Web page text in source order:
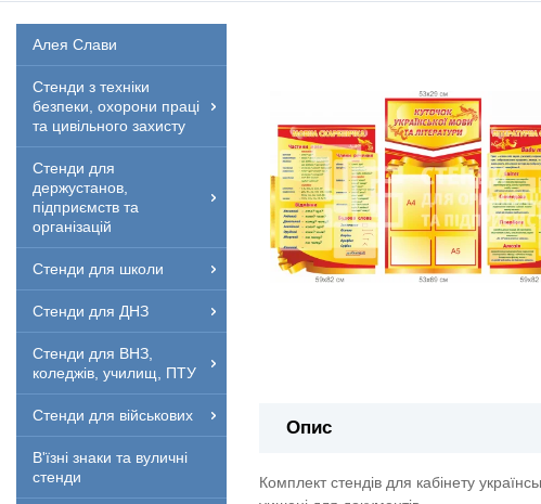
Алея Слави
Стенди з техніки
безпеки, охорони праці
та цивільного захисту
Стенди для
держустанов,
підприємств та
організацій
Стенди для школи
Стенди для ДНЗ
Стенди для ВНЗ,
коледжів, училищ, ПТУ
Стенди для військових
В'їзні знаки та вуличні
стенди
Опис
Комплект стендів для кабінету